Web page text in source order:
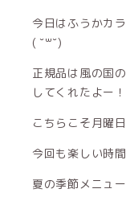
今日はふうかカ
( ˘꒳˘)
正規品は風の国
してくれたよー！
こちらこそ月曜
今回も楽しい時
夏の季節メニュ